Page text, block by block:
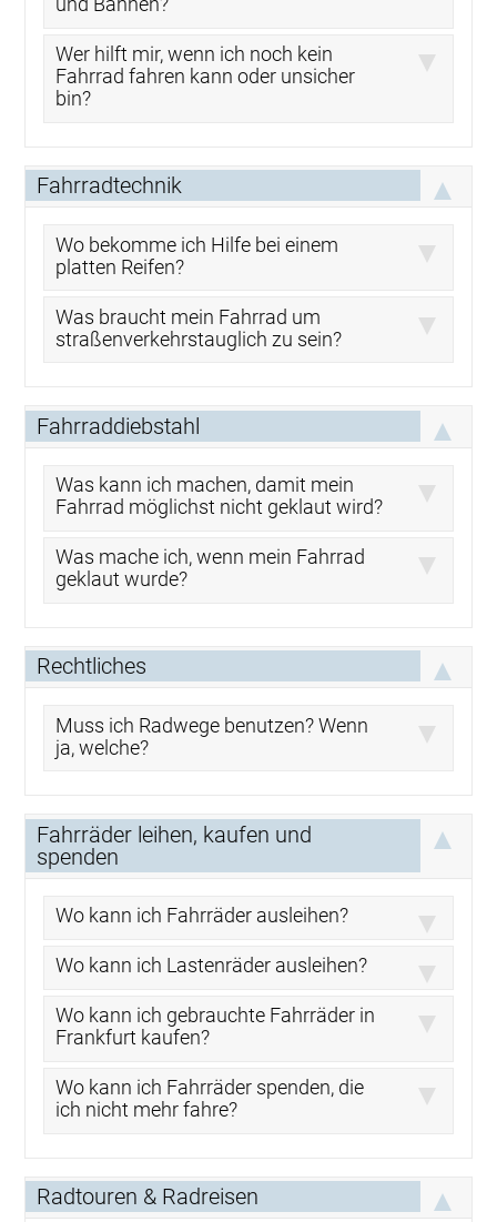
Wer hilft mir, wenn ich noch kein
Fahrrad fahren kann oder unsicher
bin?
Fahrradtechnik
Wo bekomme ich Hilfe bei einem
platten Reifen?
Was braucht mein Fahrrad um
straßenverkehrstauglich zu sein?
Fahrraddiebstahl
Was kann ich machen, damit mein
Fahrrad möglichst nicht geklaut wird?
Was mache ich, wenn mein Fahrrad
geklaut wurde?
Rechtliches
Muss ich Radwege benutzen? Wenn
ja, welche?
Fahrräder leihen, kaufen und
spenden
Wo kann ich Fahrräder ausleihen?
Wo kann ich Lastenräder ausleihen?
Wo kann ich gebrauchte Fahrräder in
Frankfurt kaufen?
Wo kann ich Fahrräder spenden, die
ich nicht mehr fahre?
Radtouren & Radreisen